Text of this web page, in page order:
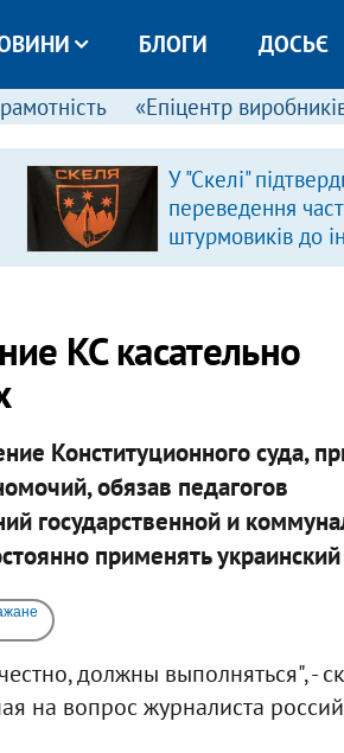
БЛОГИ ДОСЬЄ
«Епіцентр
У "Скелі"
переведення
штурмовиків до
підрозділів
КС касательно
Конституционного суда,
обязав педагогов
государственной и
применять
должны выполняться", -
на вопрос журналиста